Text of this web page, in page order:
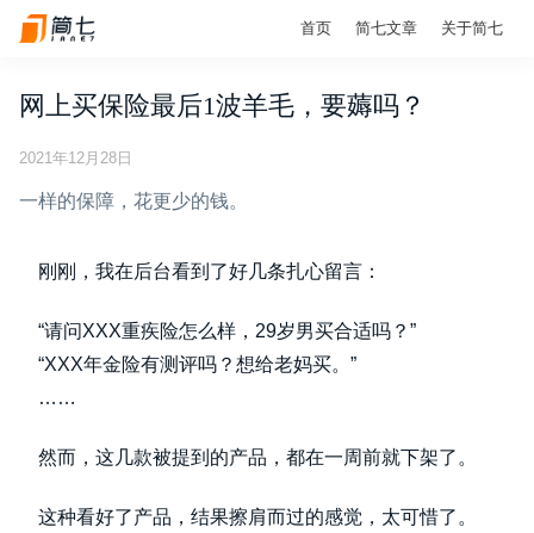
首页 简七文章 关于简七
网上买保险最后1波羊毛，要薅吗？
2021年12月28日
一样的保障，花更少的钱。
刚刚，我在后台看到了好几条扎心留言：
“请问XXX重疾险怎么样，29岁男买合适吗？”
“XXX年金险有测评吗？想给老妈买。”
……
然而，这几款被提到的产品，都在一周前就下架了。
这种看好了产品，结果擦肩而过的感觉，太可惜了。